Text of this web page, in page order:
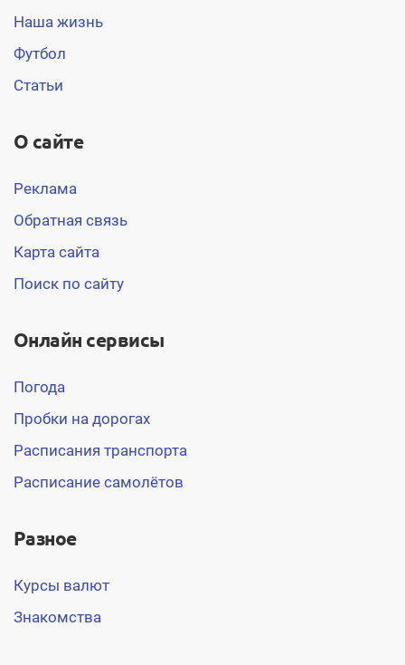
Наша жизнь
Футбол
Статьи
О сайте
Реклама
Обратная связь
Карта сайта
Поиск по сайту
Онлайн сервисы
Погода
Пробки на дорогах
Расписания транспорта
Расписание самолётов
Разное
Курсы валют
Знакомства